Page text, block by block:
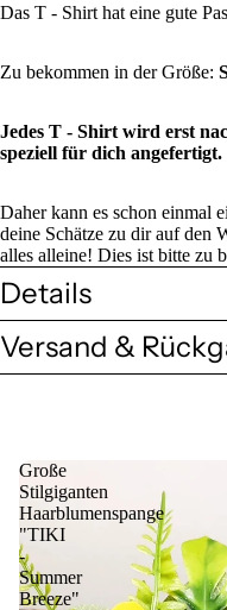
Das T - Shirt hat eine gute
Zu bekommen in der Größe:
Jedes T - Shirt wird erst
speziell für dich angefertigt.
Daher kann es schon einmal
deine Schätze zu dir auf den
alles alleine! Dies ist bitte zu
Details
Versand &
Große
Stilgiganten
Haarblumenspange
"TIKI
-
Summer
Breeze"